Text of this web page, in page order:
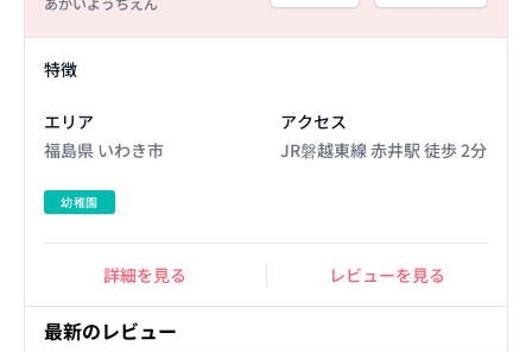
特徴
エリア
福島県 いわき市
アクセス
JR磐越東線 赤井駅 徒歩 2分
幼稚園
詳細を見る レビューを見る
最新のレビュー